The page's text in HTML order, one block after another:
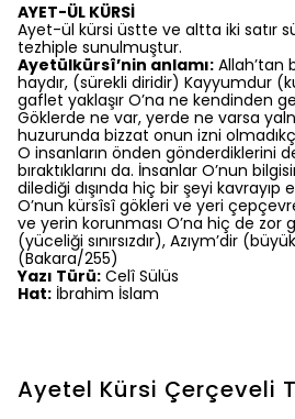
AYET-ÜL KÜRSİ
Ayet-ül kürsi üstte ve altta iki satır
tezhiple sunulmuştur.
Ayetülkürsî’nin anlamı: Allah’tan
haydır, (sürekli diridir) Kayyumdur
gaflet yaklaşır O’na ne kendinden
Göklerde ne var, yerde ne varsa
huzurunda bizzat onun izni
O insanların önden gönderdiklerini
bıraktıklarını da. İnsanlar O’nun
dilediği dışında hiç bir şeyi kavrayıp
O’nun kürsîsî gökleri ve yeri
ve yerin korunması O’na hiç de zor
(yüceliği sınırsızdır), Azıym’dir
(Bakara/255)
Yazı Türü: Celî Sülüs
Hat: İbrahim İslam
Ayetel Kürsi Çerçeveli